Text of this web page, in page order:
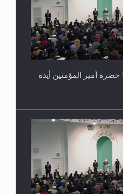
حضرة أمير المؤمنين أيده